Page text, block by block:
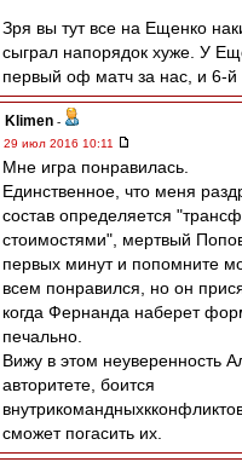
Зря вы тут все на Ещенко
сыграл напорядок хуже. У
первый оф матч за нас, и 6-й
Klimen -
29 июл 2016 10:11
Мне игра понравилась.
Единственное, что меня
состав определяется
стоимостями", мертвый
первых минут и попомните
всем понравился, но он
когда Фернанда наберет
печально.
Вижу в этом неуверенность
авторитете, боится
сможет погасить их.